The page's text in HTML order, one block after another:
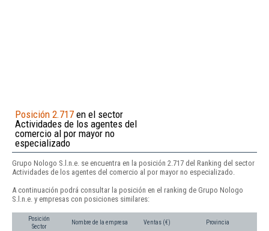
Posición 2.717 en el sector
Actividades de los agentes del
comercio al por mayor no
especializado
Grupo Nologo S.l.n.e. se encuentra en la posición 2.717 del Ranking del sector
Actividades de los agentes del comercio al por mayor no especializado.
A continuación podrá consultar la posición en el ranking de Grupo Nologo
S.l.n.e. y empresas con posiciones similares:
Posición
Sector
Nombre de la empresa Ventas (€) Provincia